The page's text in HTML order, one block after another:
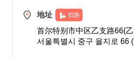
地址 找路
首尔特别市中区乙支路66(
서울특별시 중구 을지로 66